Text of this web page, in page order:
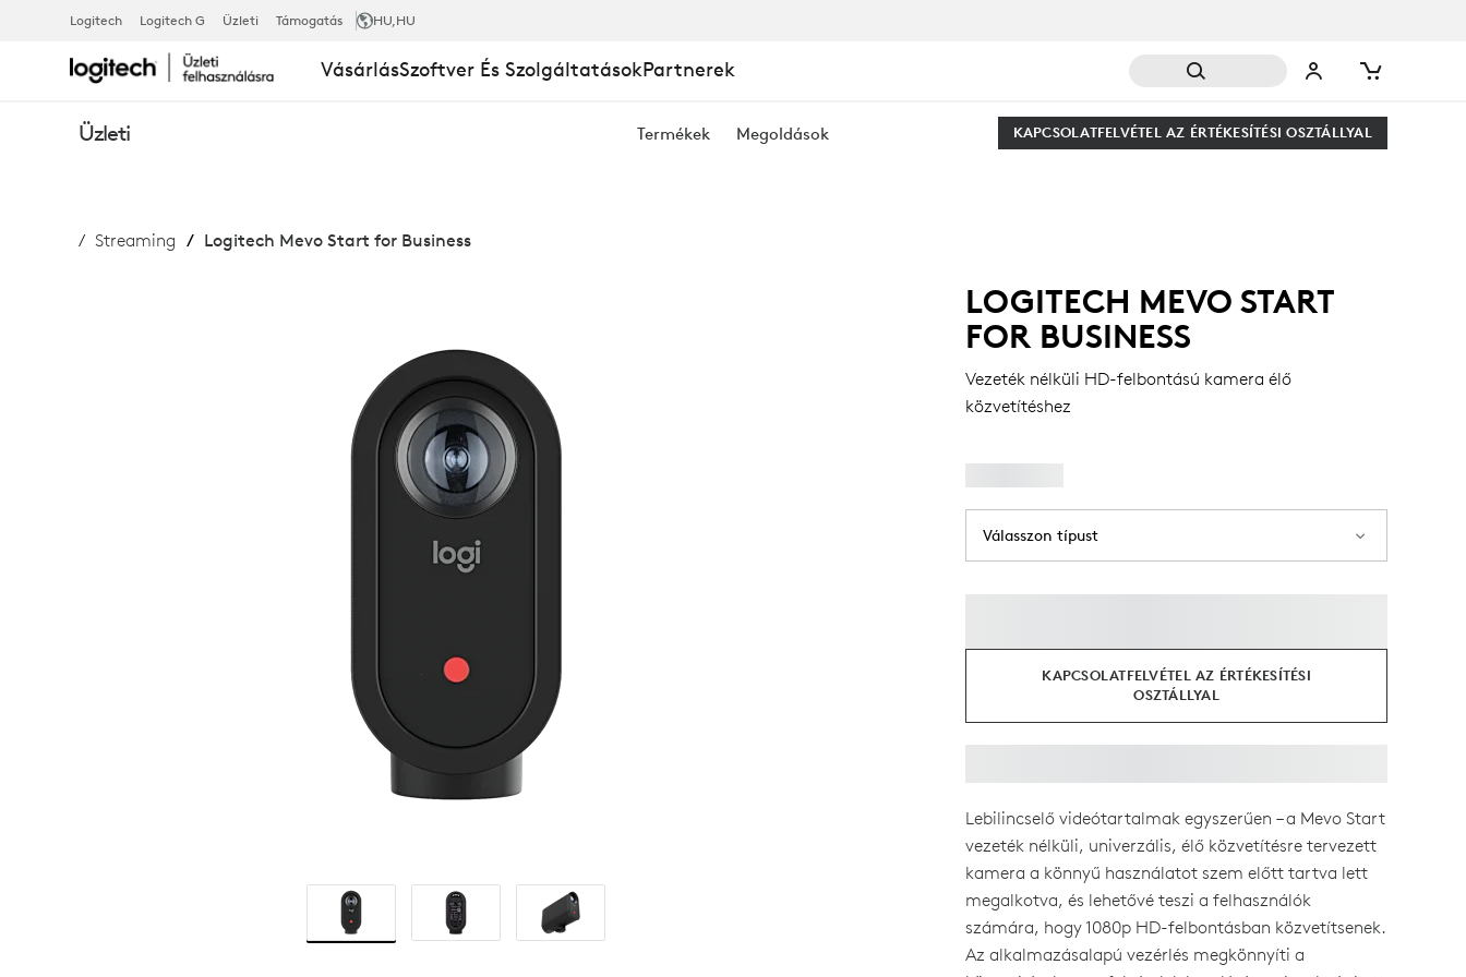
MEVO
START
FOR
KÖZVETÍTÉSHEZ
LOGITECH
Logitech Logitech G Üzleti Támogatás HU,HU
VásárlásSzoftver És SzolgáltatásokPartnerek
Üzleti Termékek Megoldások KAPCSOLATFELVÉTEL AZ ÉRTÉKESÍTÉSI OSZTÁLLYAL
Streaming Logitech Mevo Start for Business
LOGITECH MEVO START
FOR BUSINESS
Vezeték nélküli HD-felbontású kamera élő
közvetítéshez
Válasszon típust
KAPCSOLATFELVÉTEL AZ ÉRTÉKESÍTÉSI
OSZTÁLLYAL
Lebilincselő videótartalmak egyszerűen – a Mevo Start
vezeték nélküli, univerzális, élő közvetítésre tervezett
kamera a könnyű használatot szem előtt tartva lett
megalkotva, és lehetővé teszi a felhasználók
számára, hogy 1080p HD-felbontásban közvetítsenek.
Az alkalmazásalapú vezérlés megkönnyíti a